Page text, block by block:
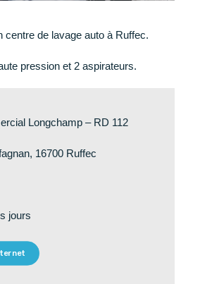
centre de lavage auto à Ruffec.
pression et 2 aspirateurs.
Longchamp – RD 112
16700 Ruffec
jours